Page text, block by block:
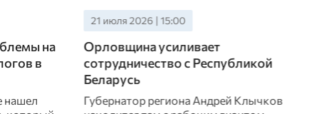
на
в
нашел
21 июля 2026 | 15:00
Орловщина усиливает
сотрудничество с Республикой
Беларусь
Губернатор региона Андрей Клычков